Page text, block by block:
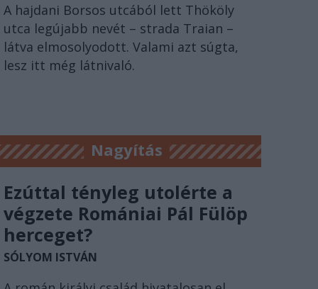
A hajdani Borsos utcából lett Thököly
utca legújabb nevét – strada Traian –
látva elmosolyodott. Valami azt súgta,
lesz itt még látnivaló.
Nagyítás
Ezúttal tényleg utolérte a
végzete Romániai Pál Fülöp
herceget?
SÓLYOM ISTVÁN